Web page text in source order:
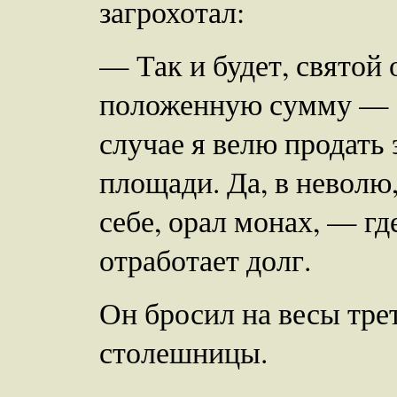
загрохотал:
— Так и будет,
положенную сумму —
случае я велю
площади. Да, в
себе, орал монах, —
отработает долг.
Он бросил на весы
столешницы.